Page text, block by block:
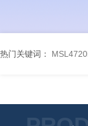
热门关键词：